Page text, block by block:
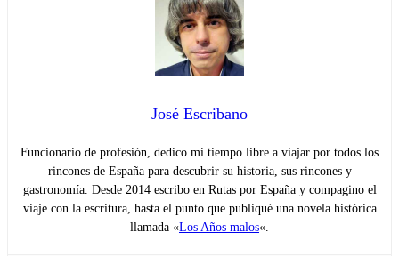
José Escribano
Funcionario de profesión, dedico mi tiempo libre a viajar por todos los
rincones de España para descubrir su historia, sus rincones y
gastronomía. Desde 2014 escribo en Rutas por España y compagino el
viaje con la escritura, hasta el punto que publiqué una novela histórica
llamada «Los Años malos«.